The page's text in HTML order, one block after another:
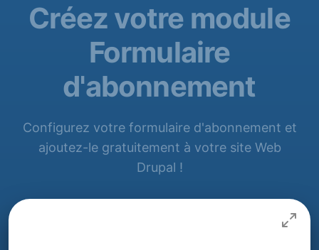
Créez votre module
Formulaire
d'abonnement
Configurez votre formulaire d'abonnement et
ajoutez-le gratuitement à votre site Web
Drupal !